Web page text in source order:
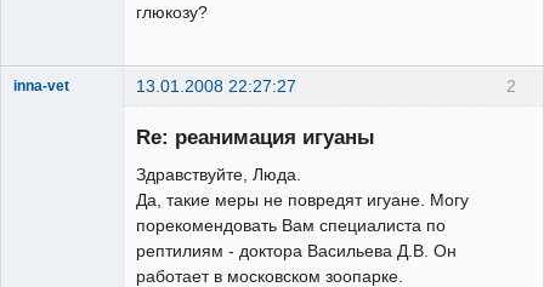
глюкозу?
2
inna-vet 13.01.2008 22:27:27
Зарегистрированный
Re: реанимация игуаны
Здравствуйте, Люда.
Да, такие меры не повредят игуане. Могу
порекомендовать Вам специалиста по
рептилиям - доктора Васильева Д.В. Он
работает в московском зоопарке.